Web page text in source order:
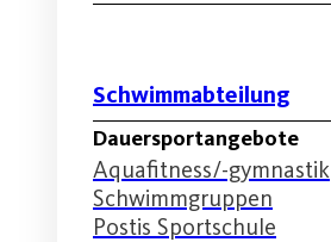
Schwimmabteilung
Dauersportangebote
Aquafitness/-gymnastik
Schwimmgruppen
Postis Sportschule